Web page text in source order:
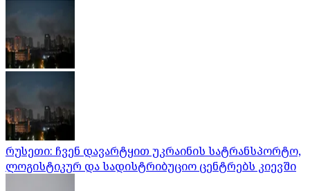
რუსეთი: ჩვენ დავარტყით უკრაინის სატრანსპორტო,
ლოგისტიკურ და სადისტრიბუციო ცენტრებს კიევში